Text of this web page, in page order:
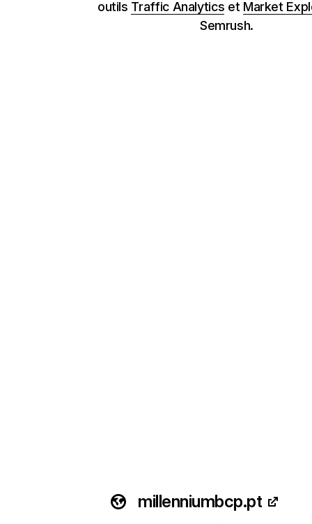
outils Traffic Analytics et Market
Semrush.
millenniumbcp.pt